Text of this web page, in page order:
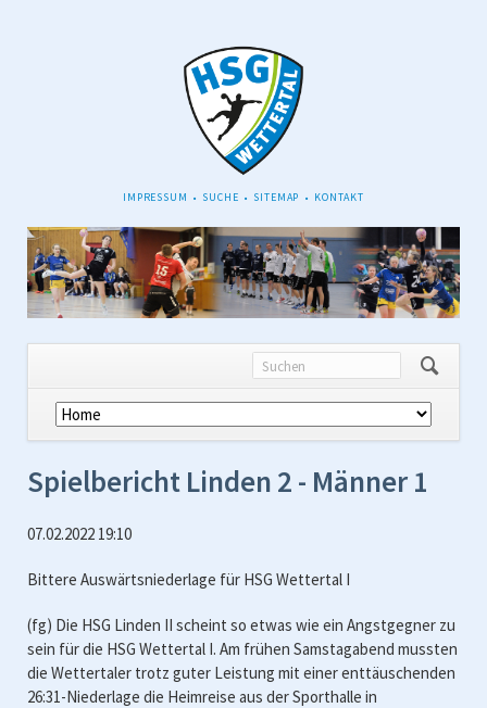
NAVIGATION
IMPRESSUM SUCHE SITEMAP KONTAKT
Navigation
überspringen
Spielbericht Linden 2 - Männer 1
07.02.2022 19:10
Bittere Auswärtsniederlage für HSG Wettertal I
(fg) Die HSG Linden II scheint so etwas wie ein Angstgegner zu
sein für die HSG Wettertal I. Am frühen Samstagabend mussten
die Wettertaler trotz guter Leistung mit einer enttäuschenden
26:31-Niederlage die Heimreise aus der Sporthalle in